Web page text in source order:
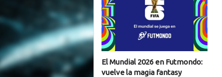
El Mundial 2026 en Futmondo:
vuelve la magia fantasy